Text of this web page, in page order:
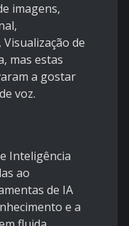
imagens,
de
mas estas
a gostar
voz.
Inteligência
ao
de IA
e a